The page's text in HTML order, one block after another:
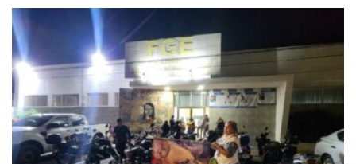
lo que en audiencia solicitaron y obtuvieron de un juez de
control las órdenes de aprehensión correspondientes.